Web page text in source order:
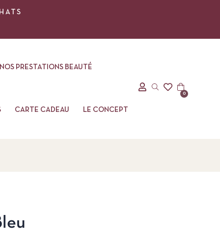
NOS PRESTATIONS BEAUTÉ
CARTE CADEAU LE CONCEPT
0